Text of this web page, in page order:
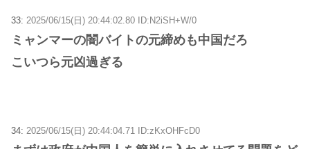
33: 2025/06/15(日) 20:44:02.80 ID:N2iSH+W/0
ミャンマーの闇バイトの元締めも中国だろ
こいつら元凶過ぎる
34: 2025/06/15(日) 20:44:04.71 ID:zKxOHFcD0